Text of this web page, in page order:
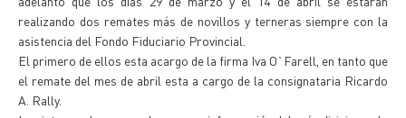
realizando dos remates más de novillos y terneras siempre con la
asistencia del Fondo Fiduciario Provincial.
El primero de ellos esta acargo de la firma Iva O`Farell, en tanto que
el remate del mes de abril esta a cargo de la consignataria Ricardo
A. Rally.